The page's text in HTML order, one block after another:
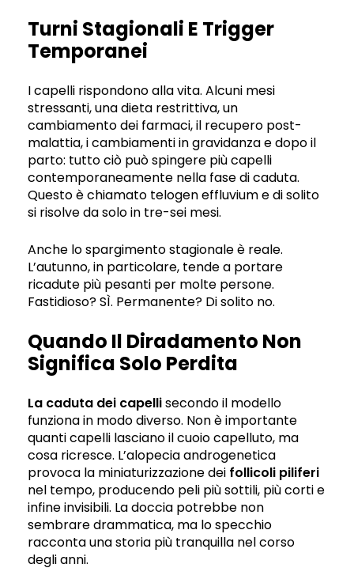
Turni Stagionali E Trigger
Temporanei
I capelli rispondono alla vita. Alcuni mesi
stressanti, una dieta restrittiva, un
cambiamento dei farmaci, il recupero post-
malattia, i cambiamenti in gravidanza e dopo il
parto: tutto ciò può spingere più capelli
contemporaneamente nella fase di caduta.
Questo è chiamato telogen effluvium e di solito
si risolve da solo in tre-sei mesi.
Anche lo spargimento stagionale è reale.
L’autunno, in particolare, tende a portare
ricadute più pesanti per molte persone.
Fastidioso? SÌ. Permanente? Di solito no.
Quando Il Diradamento Non
Significa Solo Perdita
La caduta dei capellisecondo il modello
funziona in modo diverso. Non è importante
quanti capelli lasciano il cuoio capelluto, ma
cosa ricresce. L’alopecia androgenetica
provoca la miniaturizzazione dei follicoli piliferi
nel tempo, producendo peli più sottili, più corti e
infine invisibili. La doccia potrebbe non
sembrare drammatica, ma lo specchio
racconta una storia più tranquilla nel corso
degli anni.